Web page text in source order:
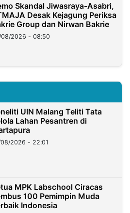
Skandal Jiwasraya-Asabri,
Desak Kejagung Periksa
Group dan Nirwan Bakrie
2026 - 08:50
UIN Malang Teliti Tata
Lahan Pesantren di
2026 - 22:01
MPK Labschool Ciracas
100 Pemimpin Muda
Indonesia